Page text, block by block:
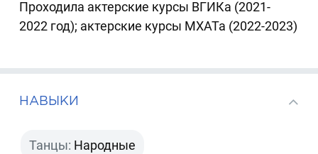
Проходила актерские курсы ВГИКа (2021-
2022 год); актерские курсы МХАТа (2022-2023)
НАВЫКИ
Танцы: Народные